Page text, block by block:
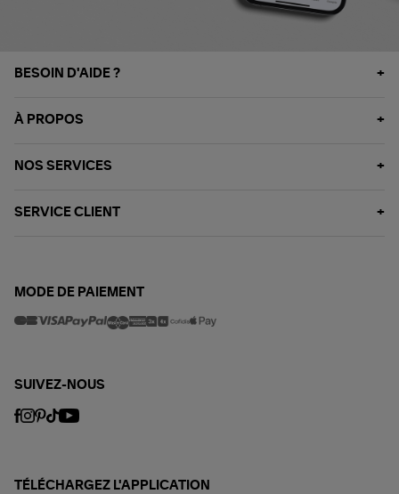
BESOIN D'AIDE ?
À PROPOS
NOS SERVICES
SERVICE CLIENT
MODE DE PAIEMENT
SUIVEZ-NOUS
TÉLÉCHARGEZ L'APPLICATION